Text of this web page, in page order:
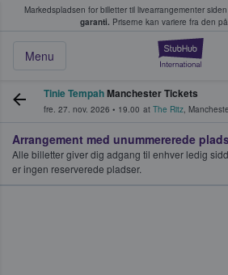
Markedspladsen for billetter til livearrangementer
garanti. Priserne kan variere fra den
Menu
køber og sælger
Tinie TempahManchester Tickets
fre. 27. nov. 2026 • 19.00 at The Ritz,
Arrangement med unummererede
Alle billetter giver dig adgang til enhver ledig
er ingen reserverede pladser.